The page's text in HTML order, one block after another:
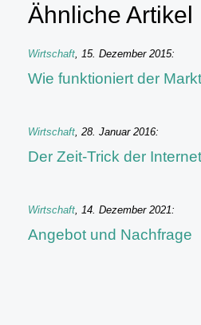
Ähnliche Artikel
Wirtschaft, 15. Dezember 2015:
Wie funktioniert der
Wirtschaft, 28. Januar 2016:
Der Zeit-Trick der
Wirtschaft, 14. Dezember 2021:
Angebot und Nachfrage